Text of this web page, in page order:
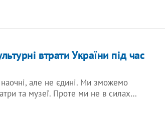
втрати України під час
наочні, але не єдині. Ми зможемо
та музеї. Проте ми не в силах…